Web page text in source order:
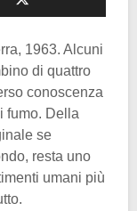
1963. Alcuni
di quattro
conoscenza
fumo. Della
se
resta uno
umani più